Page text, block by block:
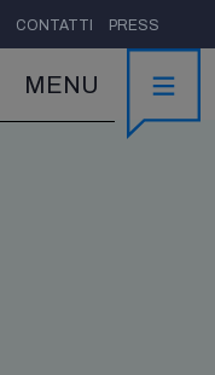
CONTATTI PRESS
MENU